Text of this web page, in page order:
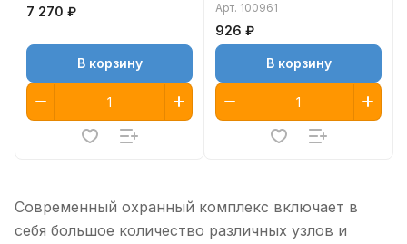
7 270 ₽
В корзину
Арт. 100961
926 ₽
В корзину
Современный охранный комплекс включает в
себя большое количество различных узлов и